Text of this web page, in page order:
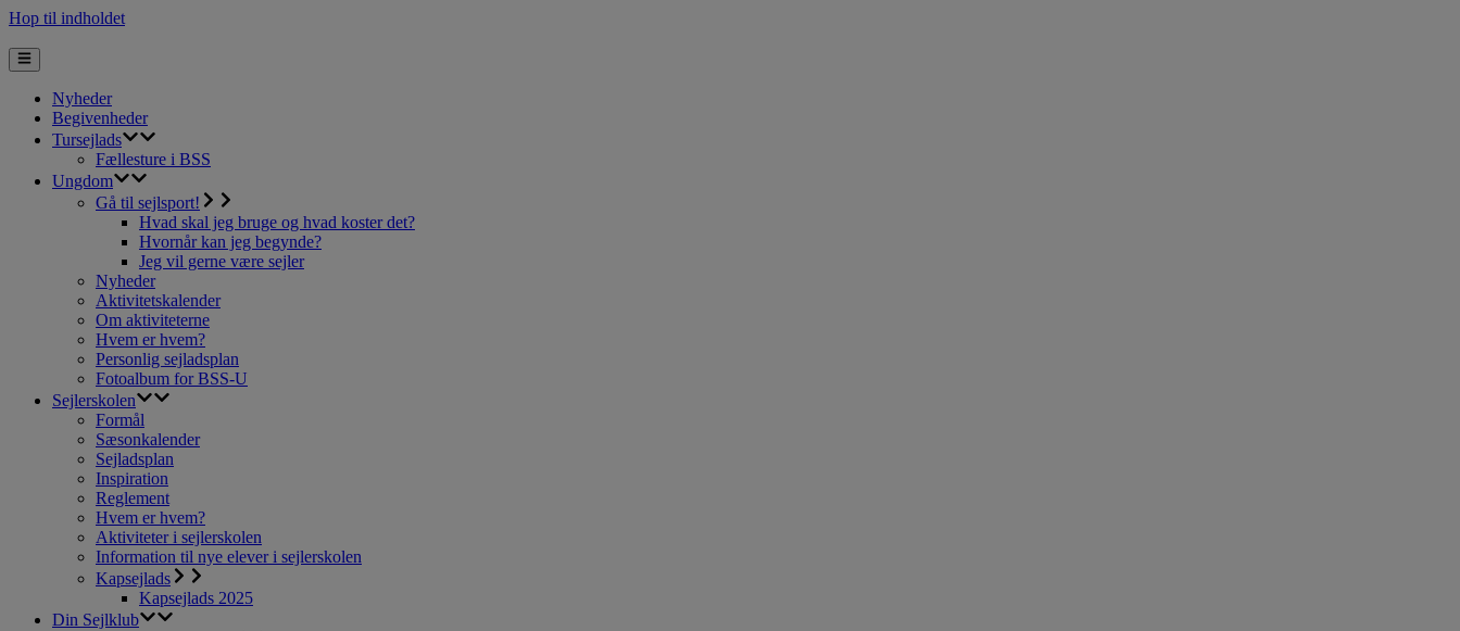
Hop til indholdet
Nyheder
Begivenheder
Tursejlads
Fællesture i BSS
Ungdom
Gå til sejlsport!
Hvad skal jeg bruge og hvad koster det?
Hvornår kan jeg begynde?
Jeg vil gerne være sejler
Nyheder
Aktivitetskalender
Om aktiviteterne
Hvem er hvem?
Personlig sejladsplan
Fotoalbum for BSS-U
Sejlerskolen
Formål
Sæsonkalender
Sejladsplan
Inspiration
Reglement
Hvem er hvem?
Aktiviteter i sejlerskolen
Information til nye elever i sejlerskolen
Kapsejlads
Kapsejlads 2025
Din Sejlklub